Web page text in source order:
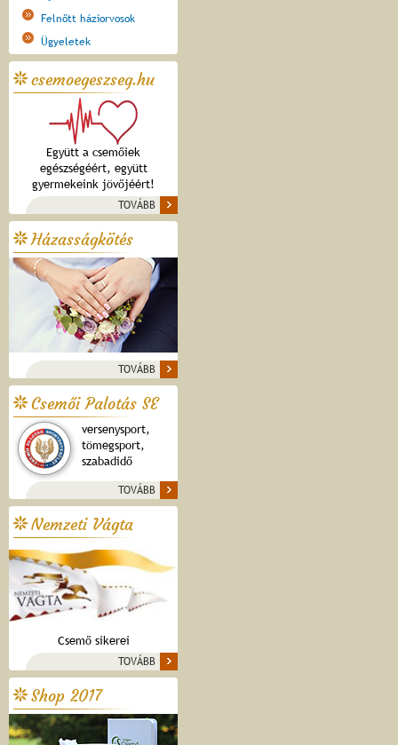
Felnőtt háziorvosok
Ügyeletek
csemoegeszseg.hu
Együtt a csemőiek
egészségéért, együtt
gyermekeink jövőjéért!
TOVÁBB
Házasságkötés
TOVÁBB
Csemői Palotás SE
versenysport,
tömegsport,
szabadidő
TOVÁBB
Nemzeti Vágta
Csemő sikerei
TOVÁBB
Shop 2017